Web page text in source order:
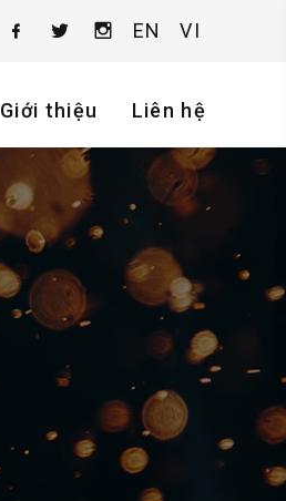
EN VI
Giới thiệu Liên hệ